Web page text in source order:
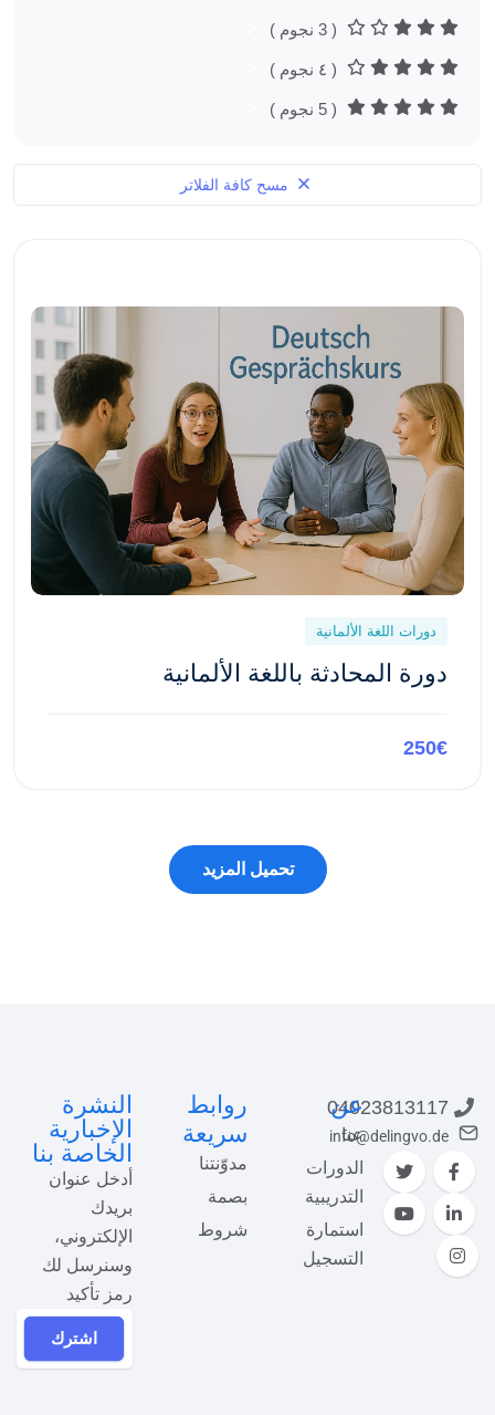
( 3 نجوم )
( ٤ نجوم )
( 5 نجوم )
مسح كافة الفلاتر
دورات اللغة الألمانية
دورة المحادثة باللغة الألمانية
250€
04023813117
info@delingvo.de
عن
عنا
الدورات
التدريبية
استمارة
التسجيل
روابط
سريعة
مدوّنتنا
بصمة
شروط
النشرة
الإخبارية
الخاصة بنا
أدخل عنوان
بريدك
الإلكتروني،
وسنرسل لك
رمز تأكيد
اشترك